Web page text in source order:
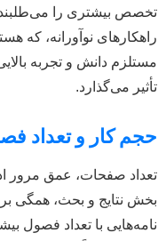
بیشتری را می‌طلبند.
نوآورانه، که
دانش و تجربه
می‌گذارد.
کار و تعداد
صفحات، عمق مرور
نتایج و بحث، همگی بر
با تعداد فصول